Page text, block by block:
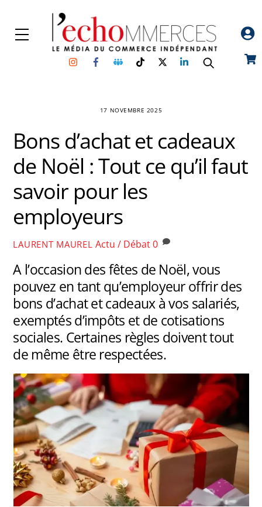
content
Menu
InstagramFacebookGroupe
Facebook
TikTokTwitterLinkedin
17 NOVEMBRE 2025
Bons d’achat et cadeaux
de Noël : Tout ce qu’il faut
savoir pour les
employeurs
LAURENT MAUREL Actu / Débat0
A l’occasion des fêtes de Noël, vous
pouvez en tant qu’employeur offrir des
bons d’achat et cadeaux à vos salariés,
exemptés d’impôts et de cotisations
sociales. Certaines règles doivent tout
de même être respectées.